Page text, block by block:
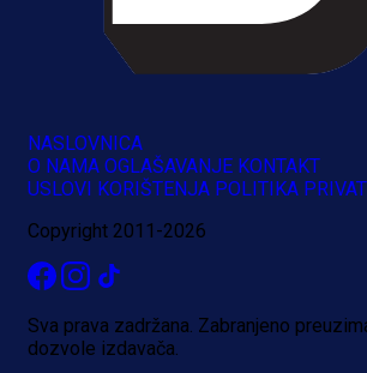
NASLOVNICA
O NAMA OGLAŠAVANJE KONTAKT
USLOVI KORIŠTENJA POLITIKA
Copyright 2011-2026
Sva prava zadržana. Zabranjeno
dozvole izdavača.